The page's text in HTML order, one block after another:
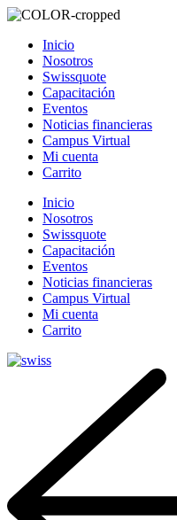
Inicio
Nosotros
Swissquote
Capacitación
Eventos
Noticias financieras
Campus Virtual
Mi cuenta
Carrito
Inicio
Nosotros
Swissquote
Capacitación
Eventos
Noticias financieras
Campus Virtual
Mi cuenta
Carrito